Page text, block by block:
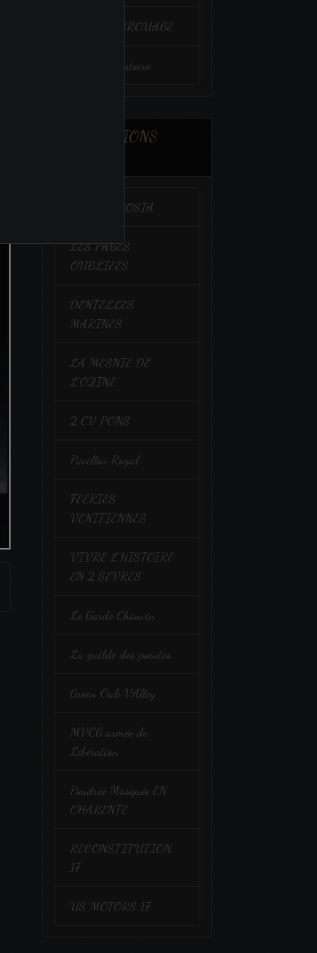
VENIR à BROUAGE
Un peu d'histoire
ASSOCIATIONS
CALIDA COSTA
LES PAGES
OUBLIEES
DENTELLES
MARINES
LA MESNIE DE
L'OZINE
2 CV PONS
Pavillon Royal
FEERIES
VENITIENNES
VIVRE L'HISTOIRE
EN 2 SEVRES
Le Garde Chauvin
La guilde des pointes
Green Oak VAlley
MVCG armée de
Libération
Poudrée Masquée EN
CHARENTE
RECONSTITUTION
17
US MOTORS 17